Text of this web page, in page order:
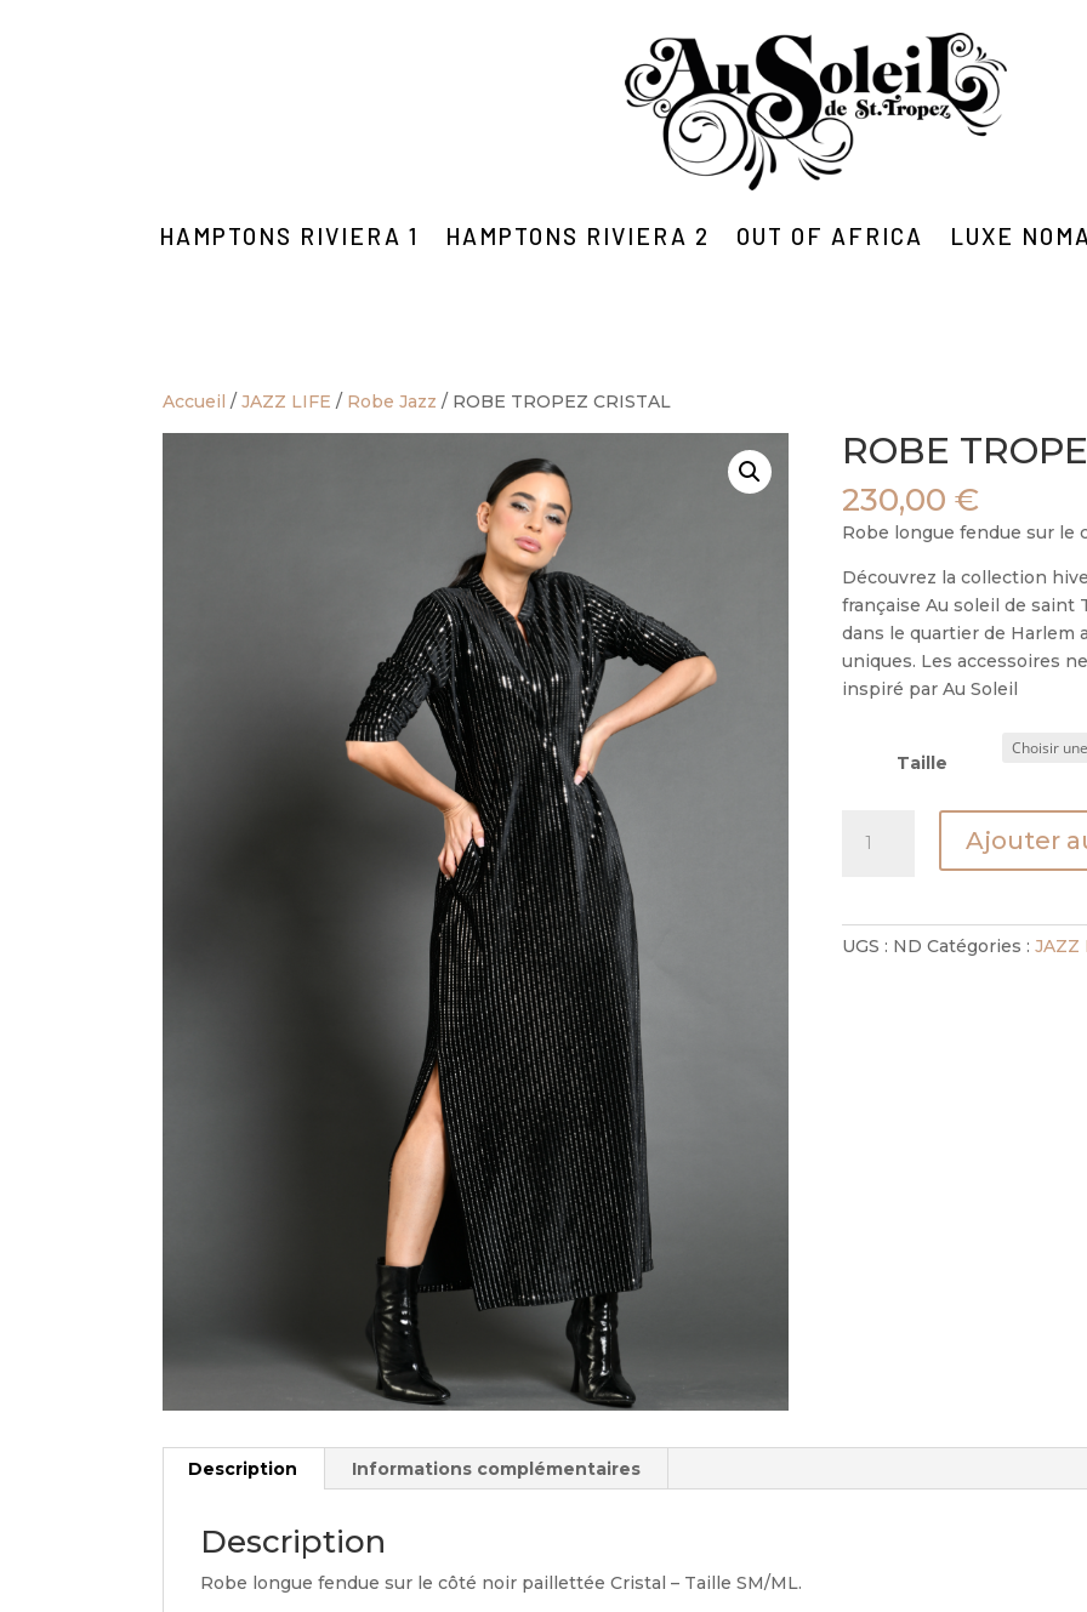
HAMPTONS RIVIERA 1 HAMPTONS RIVIERA 2 OUT OF AFRICA LUXE
Accueil /JAZZ LIFE / Robe Jazz / ROBE TROPEZ CRISTAL
ROBE
230,00 €
Robe longue fendue sur le
Découvrez la collection
française Au soleil de saint
dans le quartier de Harlem
uniques. Les accessoires
inspiré par Au Soleil
Taille
Ajouter
UGS : ND Catégories : JAZZ
Description Informations complémentaires
Description
Robe longue fendue sur le côté noir paillettée Cristal – Taille SM/ML.